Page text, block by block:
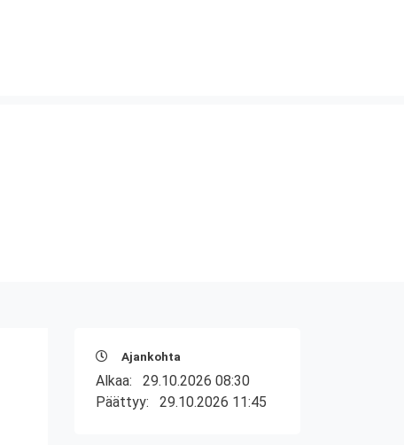
Ajankohta
Alkaa: 29.10.2026 08:30
Päättyy: 29.10.2026 11:45